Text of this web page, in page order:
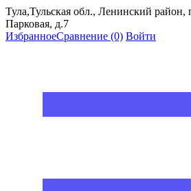
Тула,Тульская обл., Ленинский район,
Парковая, д.7
ИзбранноеСравнение (0) Войти